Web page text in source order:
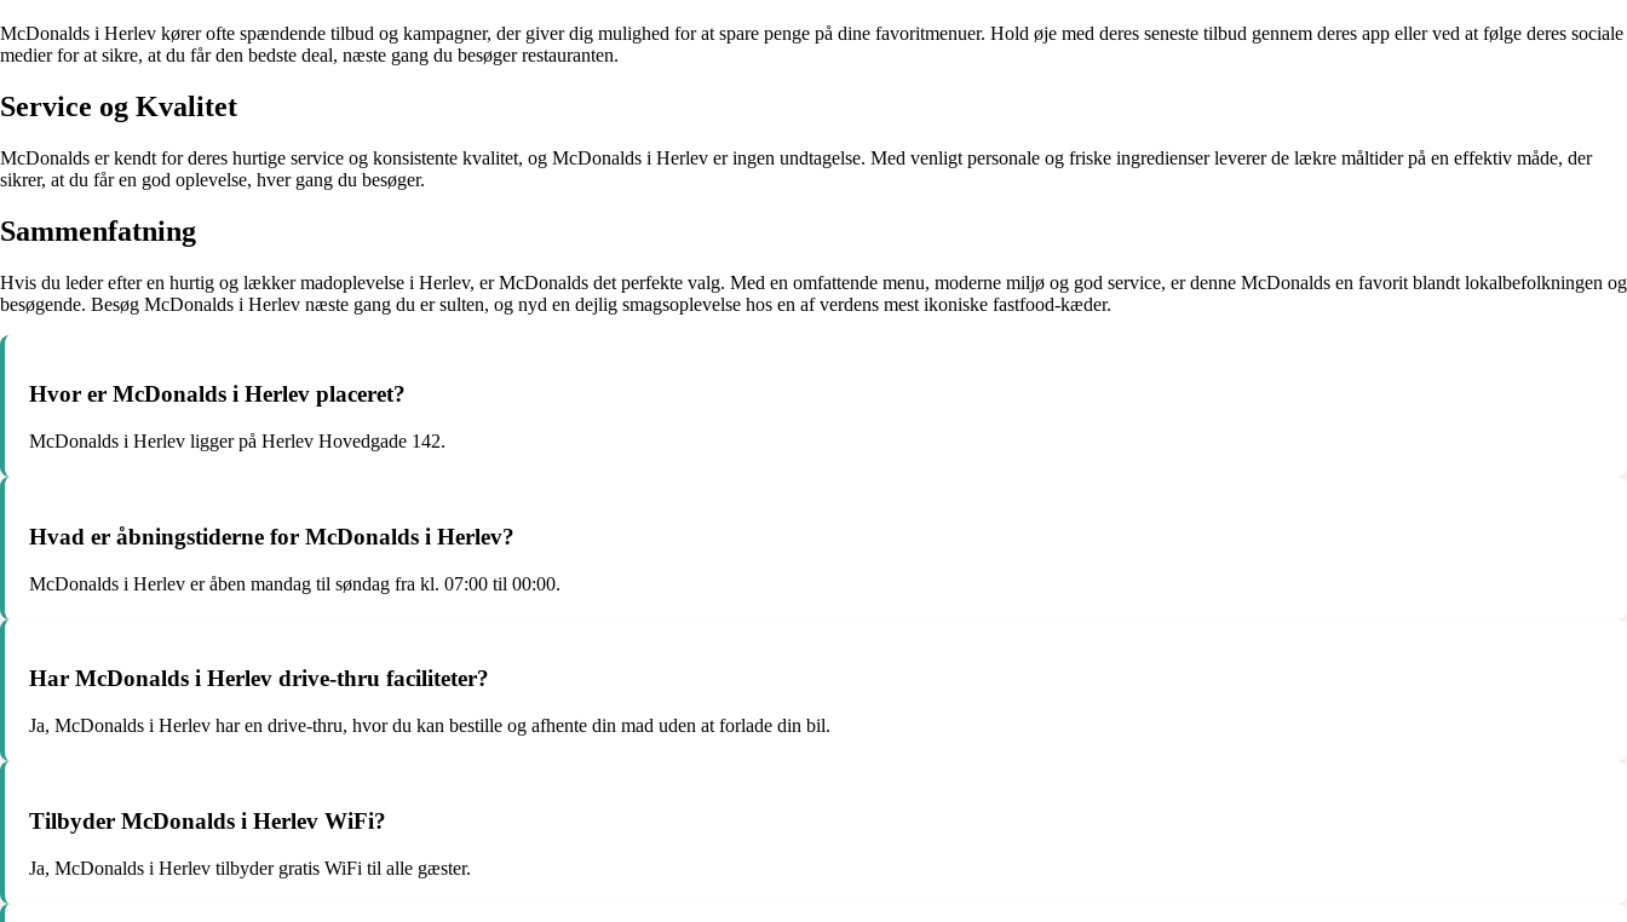
McDonalds i Herlev kører ofte spændende tilbud og kampagner, der giver dig mulighed for at spare penge på dine favoritmenuer. Hold øje med deres seneste tilbud gennem deres app eller ved at følge deres sociale
medier for at sikre, at du får den bedste deal, næste gang du besøger restauranten.
Service og Kvalitet
McDonalds er kendt for deres hurtige service og konsistente kvalitet, og McDonalds i Herlev er ingen undtagelse. Med venligt personale og friske ingredienser leverer de lækre måltider på en effektiv måde, der
sikrer, at du får en god oplevelse, hver gang du besøger.
Sammenfatning
Hvis du leder efter en hurtig og lækker madoplevelse i Herlev, er McDonalds det perfekte valg. Med en omfattende menu, moderne miljø og god service, er denne McDonalds en favorit blandt lokalbefolkningen og
besøgende. Besøg McDonalds i Herlev næste gang du er sulten, og nyd en dejlig smagsoplevelse hos en af verdens mest ikoniske fastfood-kæder.
Hvor er McDonalds i Herlev placeret?
McDonalds i Herlev ligger på Herlev Hovedgade 142.
Hvad er åbningstiderne for McDonalds i Herlev?
McDonalds i Herlev er åben mandag til søndag fra kl. 07:00 til 00:00.
Har McDonalds i Herlev drive-thru faciliteter?
Ja, McDonalds i Herlev har en drive-thru, hvor du kan bestille og afhente din mad uden at forlade din bil.
Tilbyder McDonalds i Herlev WiFi?
Ja, McDonalds i Herlev tilbyder gratis WiFi til alle gæster.